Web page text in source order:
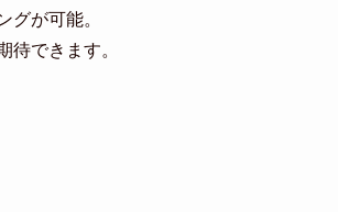
グが可能。
待できます。